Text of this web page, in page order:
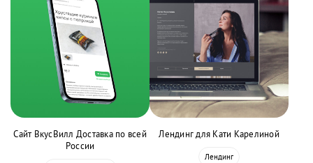
Сайт ВкусВилл Доставка по всей
России
Лендинг для Кати Карелиной
Лендинг